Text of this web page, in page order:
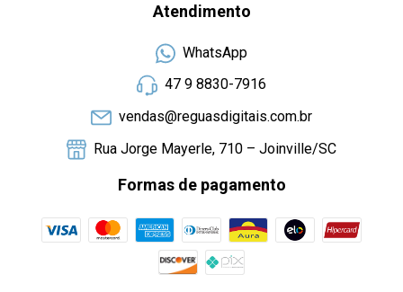
Atendimento
WhatsApp
47 9 8830-7916
vendas@reguasdigitais.com.br
Rua Jorge Mayerle, 710 – Joinville/SC
Formas de pagamento